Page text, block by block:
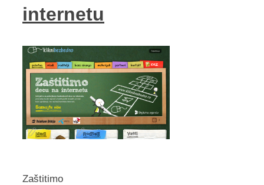
internetu
Zaštitimo